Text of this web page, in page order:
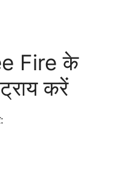
Fire के
करें